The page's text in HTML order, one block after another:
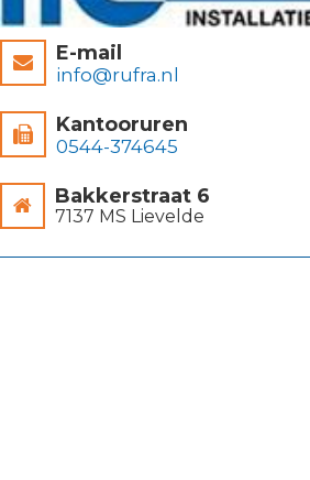
E-mail
info@rufra.nl
Kantooruren
0544-374645
Bakkerstraat 6
7137 MS Lievelde